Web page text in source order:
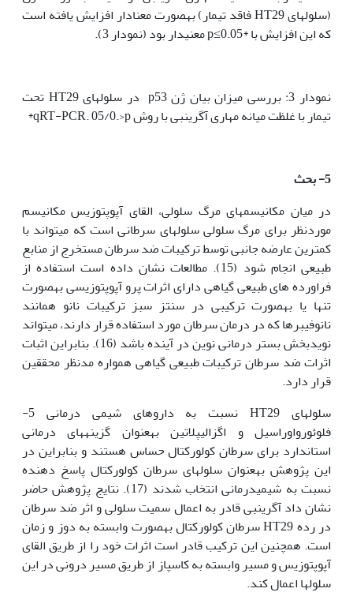
(سلول‫های HT29 فاقد تیمار) به‫صورت معنادار افزایش یافته است
که این افزایش با *p≤0.05 معنی‫دار بود (نمودار 3).
نمودار 3: بررسی میزان بیان ژن p53 در سلول‫های HT29 تحت
تیمار با غلظت میانه مهاری آگرین‫بی با روش qRT-PCR. 05/0.>p*
5- بحث
در میان مکانیسم­های مرگ سلولی، القای آپوپتوزیس مکانیسم
موردنظر برای مرگ سلولی سلول‫های سرطانی است که می‫تواند با
کم‫ترین عارضه جانبی توسط ترکیبات ضد سرطان مستخرج از منابع
طبیعی انجام ­شود (15). مطالعات نشان داده است استفاده از
فراورده های طبیعی گیاهی دارای اثرات پرو آپوپتوزیسی به‫صورت
تنها یا به‫صورت ترکیبی در سنتز سبز ترکیبات نانو همانند
نانوفیبرها که در درمان سرطان مورد استفاده قرار دارند، می­تواند
نویدبخش بستر درمانی نوین در آینده باشد (16). بنابراین اثبات
اثرات ضد سرطان ترکیبات طبیعی گیاهی همواره مدنظر محققین
قرار دارد.
سلول‫های HT29 نسبت به داروهای شیمی درمانی 5-
فلوئورواوراسیل و اگزالی­پلاتین به‫عنوان گزینه­های درمانی
استاندارد برای سرطان کولورکتال حساس هستند و بنابراین در
این پژوهش به‫عنوان سلول‫های سرطان کولورکتال پاسخ دهنده
نسبت به شیمی­درمانی انتخاب شدند (17). نتایج پژوهش حاضر
نشان داد آگرین‫بی قادر به اعمال سمیت سلولی و اثر ضد سرطان
در رده HT29 سرطان کولورکتال به‫صورت وابسته به دوز و زمان
است. همچنین این ترکیب قادر است اثرات خود را از طریق القای
آپوپتوزیس و مسیر وابسته به کاسپاز از طریق مسیر درونی در این
سلول‫ها اعمال کند.